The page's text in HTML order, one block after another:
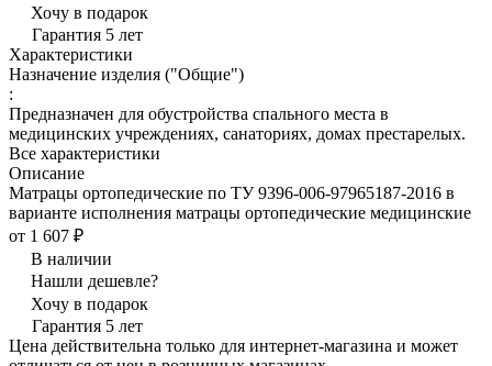
Хочу в подарок
Гарантия 5 лет
Характеристики
Назначение изделия ("Общие")
:
Предназначен для обустройства спального места в
медицинских учреждениях, санаториях, домах престарелых.
Все характеристики
Описание
Матрацы ортопедические по ТУ 9396-006-97965187-2016 в
варианте исполнения матрацы ортопедические медицинские
от 1 607 ₽
В наличии
Нашли дешевле?
Хочу в подарок
Гарантия 5 лет
Цена действительна только для интернет-магазина и может